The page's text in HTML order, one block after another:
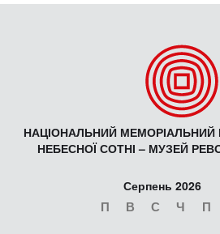
НАЦІОНАЛЬНИЙ МЕМОРІАЛЬНИЙ
НЕБЕСНОЇ СОТНІ – МУЗЕЙ
Серпень 2026
П В С Ч П